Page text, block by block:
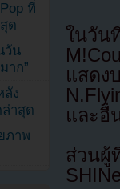
ในวัน
แสด
และอื่
ส่วนผู้
ที่
ด
วัน
าก”
ง
าสุด
ภาพ